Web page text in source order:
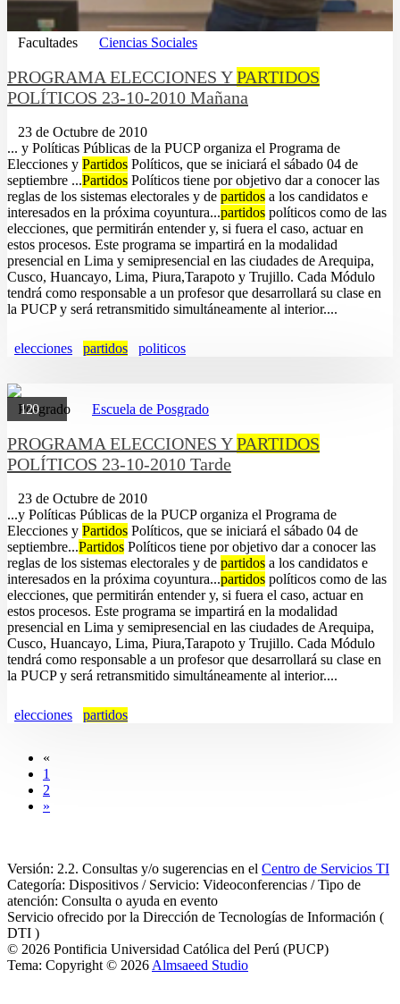
Facultades Ciencias Sociales
PROGRAMA ELECCIONES YPARTIDOS
POLÍTICOS 23-10-2010 Mañana
23 de Octubre de 2010
... y Políticas Públicas de la PUCP organiza el Programa de
Elecciones y Partidos Políticos, que se iniciará el sábado 04 de
septiembre ...Partidos Políticos tiene por objetivo dar a conocer las
reglas de los sistemas electorales y de partidos a los candidatos e
interesados en la próxima coyuntura...partidos políticos como de las
elecciones, que permitirán entender y, si fuera el caso, actuar en
estos procesos. Este programa se impartirá en la modalidad
presencial en Lima y semipresencial en las ciudades de Arequipa,
Cusco, Huancayo, Lima, Piura,Tarapoto y Trujillo. Cada Módulo
tendrá como responsable a un profesor que desarrollará su clase en
la PUCP y será retransmitido simultáneamente al interior....
elecciones partidos politicos
120
Posgrado Escuela de Posgrado
PROGRAMA ELECCIONES YPARTIDOS
POLÍTICOS 23-10-2010 Tarde
23 de Octubre de 2010
...y Polí­ticas Públicas de la PUCP organiza el Programa de
Elecciones y Partidos Polí­ticos, que se iniciará el sábado 04 de
septiembre...Partidos Polí­ticos tiene por objetivo dar a conocer las
reglas de los sistemas electorales y de partidos a los candidatos e
interesados en la próxima coyuntura...partidos polí­ticos como de las
elecciones, que permitirán entender y, si fuera el caso, actuar en
estos procesos. Este programa se impartirá en la modalidad
presencial en Lima y semipresencial en las ciudades de Arequipa,
Cusco, Huancayo, Lima, Piura,Tarapoto y Trujillo. Cada Módulo
tendrá como responsable a un profesor que desarrollará su clase en
la PUCP y será retransmitido simultáneamente al interior....
elecciones partidos
«
1
2
»
Versión: 2.2. Consultas y/o sugerencias en el Centro de Servicios TI
Categoría: Dispositivos / Servicio: Videoconferencias / Tipo de
atención: Consulta o ayuda en evento
Servicio ofrecido por la Dirección de Tecnologías de Información (
DTI )
© 2026 Pontificia Universidad Católica del Perú (PUCP)
Tema: Copyright © 2026Almsaeed Studio